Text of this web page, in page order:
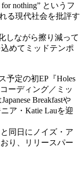
nothing” というフ
る現代社会を批評す
しながら擦り減って
めてミッドテンポ
予定の初EP『Holes
ーディング／ミッ
Breakfastや
ア・Katie Lauを迎
同日にノイズ・ア
り、リリースパー